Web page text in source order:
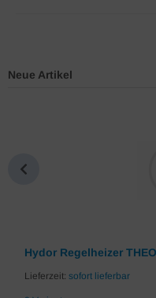
Neue Artikel
Hydor Regelheizer
Lieferzeit: sofort lieferbar